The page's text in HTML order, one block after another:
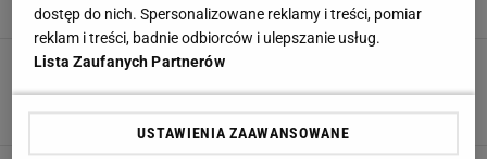
22 GRUDNIA 2025, 18:00
Wyprzedaże ruszyły. Ikoniczne modele Adidas
22 GRUDNIA 2025, 15:44
dostęp do nich. Spersonalizowane reklamy i treści, pomiar
reklam i treści, badnie odbiorców i ulepszanie usług.
Lista Zaufanych Partnerów
USTAWIENIA ZAAWANSOWANE